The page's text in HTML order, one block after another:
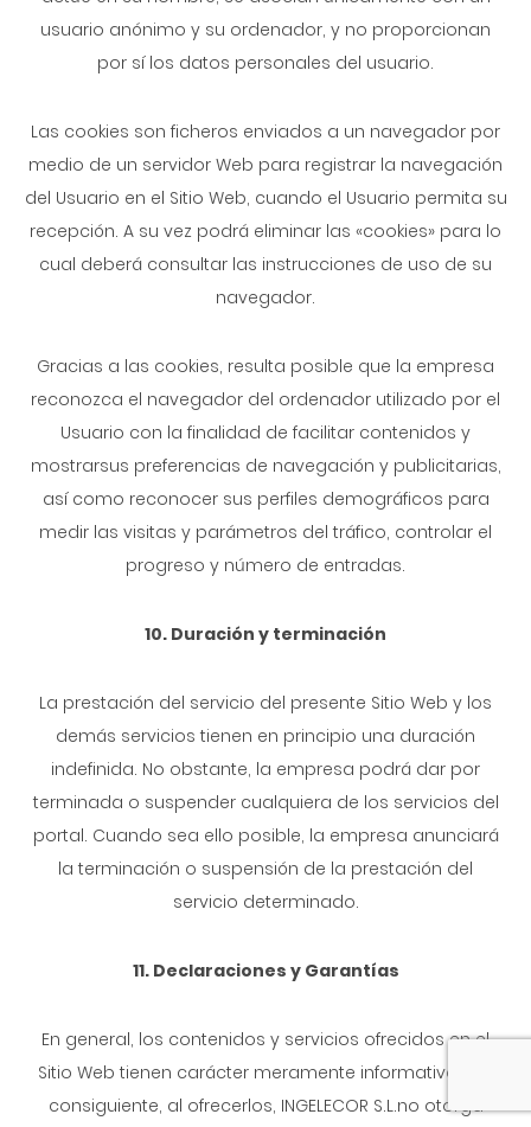
usuario anónimo y su ordenador, y no proporcionan
por sí los datos personales del usuario.
Las cookies son ficheros enviados a un navegador por
medio de un servidor Web para registrar la navegación
del Usuario en el Sitio Web, cuando el Usuario permita su
recepción. A su vez podrá eliminar las «cookies» para lo
cual deberá consultar las instrucciones de uso de su
navegador.
Gracias a las cookies, resulta posible que la empresa
reconozca el navegador del ordenador utilizado por el
Usuario con la finalidad de facilitar contenidos y
mostrarsus preferencias de navegación y publicitarias,
así como reconocer sus perfiles demográficos para
medir las visitas y parámetros del tráfico, controlar el
progreso y número de entradas.
10. Duración y terminación
La prestación del servicio del presente Sitio Web y los
demás servicios tienen en principio una duración
indefinida. No obstante, la empresa podrá dar por
terminada o suspender cualquiera de los servicios del
portal. Cuando sea ello posible, la empresa anunciará
la terminación o suspensión de la prestación del
servicio determinado.
11. Declaraciones y Garantías
En general, los contenidos y servicios ofrecidos en el
Sitio Web tienen carácter meramente informativo. Por
consiguiente, al ofrecerlos, INGELECOR S.L.no otorga